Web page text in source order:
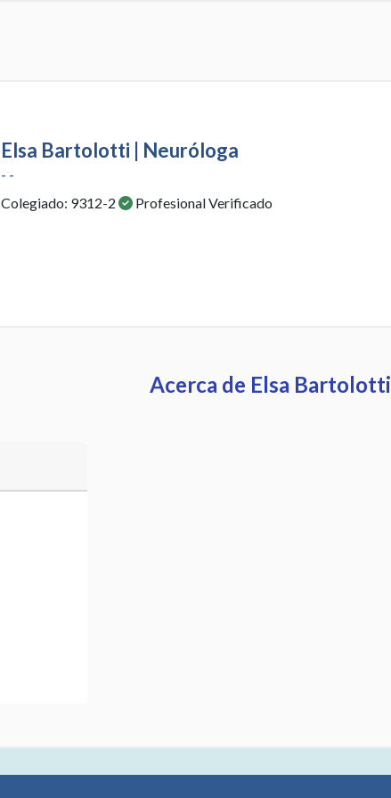
Elsa Bartolotti | Neuróloga
- -
Colegiado: 9312-2 Profesional Verificado
Acerca de Elsa Bartolotti